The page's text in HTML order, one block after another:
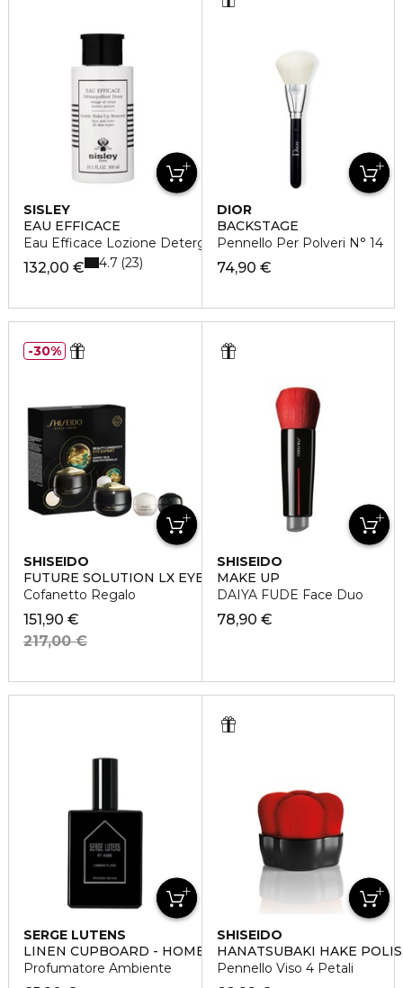
SISLEY
EAU EFFICACE
Eau Efficace Lozione Detergente
132,00 € 4.7 23
DIOR
BACKSTAGE
Pennello Per Polveri N° 14
74,90 €
SHISEIDO
FUTURE SOLUTION LX EYE CARE SET
Cofanetto Regalo
151,90 €
217,00 €
30%
SHISEIDO
MAKE UP
DAIYA FUDE Face Duo
78,90 €
SERGE LUTENS
LINEN CUPBOARD - HOME SPRAY
Profumatore Ambiente
SHISEIDO
HANATSUBAKI HAKE
Pennello Viso 4 Petali